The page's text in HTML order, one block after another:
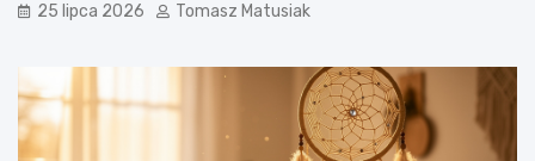
25 lipca 2026 Tomasz Matusiak